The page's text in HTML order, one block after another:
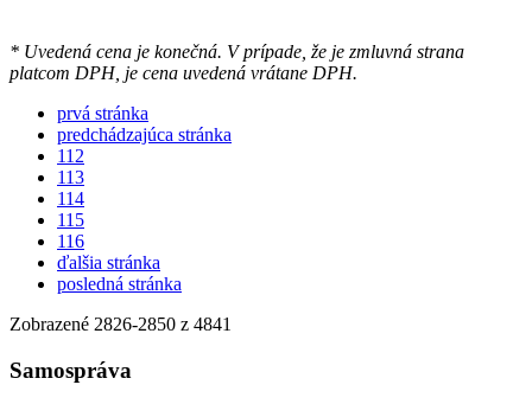
* Uvedená cena je konečná. V prípade, že je zmluvná strana
platcom DPH, je cena uvedená vrátane DPH.
prvá stránka
predchádzajúca stránka
112
113
114
115
116
ďalšia stránka
posledná stránka
Zobrazené 2826-2850 z 4841
Samospráva